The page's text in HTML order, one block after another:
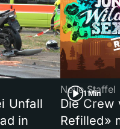
Unfall
in
1 Min
Neue Staffel
Die Crew
Refilled»